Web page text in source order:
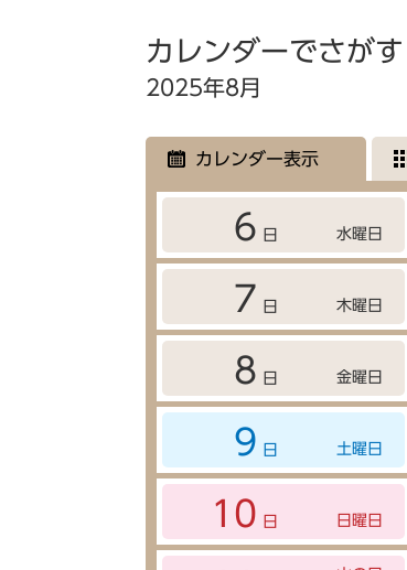
文
カレンダーでさがす
2025年8月
カレンダー表示
6 日 水曜日
7 日 木曜日
8 日 金曜日
9 日 土曜日
10 日 日曜日